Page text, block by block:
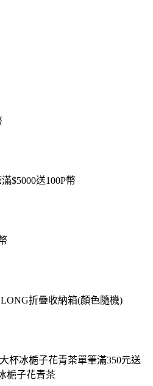
$5000送100P幣
折疊收納箱(顏色隨機)
杯冰梔子花青茶單筆滿350元送
梔子花青茶